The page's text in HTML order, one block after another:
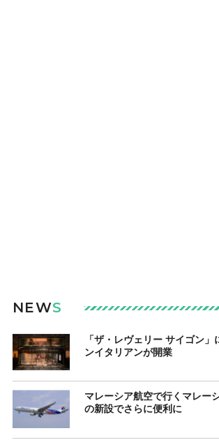
NEWS
「ザ・レヴェリー サイゴン
ンイタリアンが開業
マレーシア航空で行くマレー
の新設でさらに便利に